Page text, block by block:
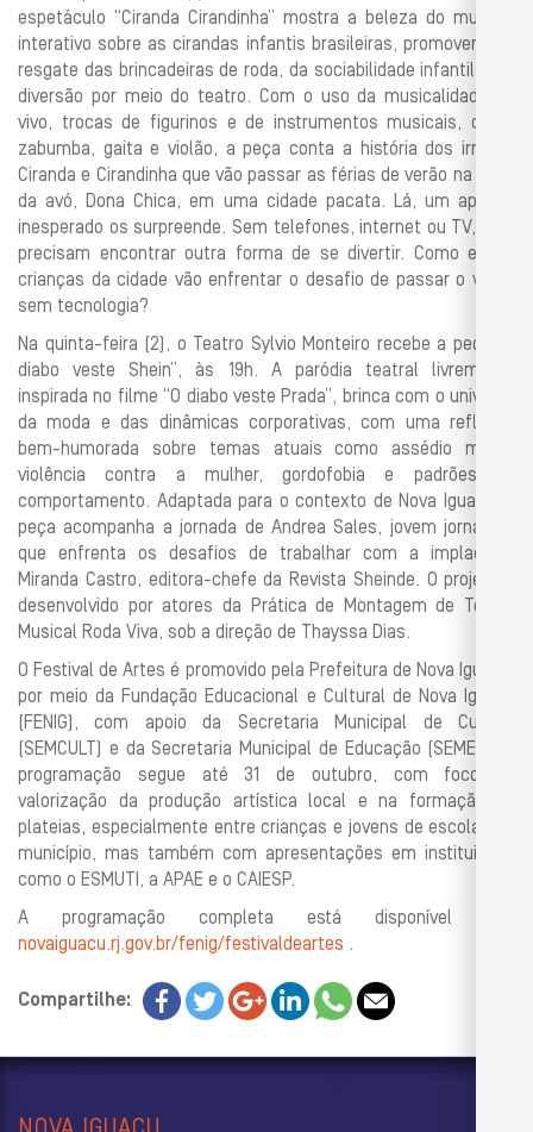
espetáculo “Ciranda Cirandinha” mostra a beleza do musical
interativo sobre as cirandas infantis brasileiras, promovendo o
resgate das brincadeiras de roda, da sociabilidade infantil e da
diversão por meio do teatro. Com o uso da musicalidade ao
vivo, trocas de figurinos e de instrumentos musicais, como
zabumba, gaita e violão, a peça conta a história dos irmãos
Ciranda e Cirandinha que vão passar as férias de verão na casa
da avó, Dona Chica, em uma cidade pacata. Lá, um apagão
inesperado os surpreende. Sem telefones, internet ou TV, eles
precisam encontrar outra forma de se divertir. Como essas
crianças da cidade vão enfrentar o desafio de passar o verão
sem tecnologia?
Na quinta-feira (2), o Teatro Sylvio Monteiro recebe a peça “O
diabo veste Shein”, às 19h. A paródia teatral livremente
inspirada no filme “O diabo veste Prada”, brinca com o universo
da moda e das dinâmicas corporativas, com uma reflexão
bem-humorada sobre temas atuais como assédio moral,
violência contra a mulher, gordofobia e padrões de
comportamento. Adaptada para o contexto de Nova Iguaçu, a
peça acompanha a jornada de Andrea Sales, jovem jornalista
que enfrenta os desafios de trabalhar com a implacável
Miranda Castro, editora-chefe da Revista Sheinde. O projeto é
desenvolvido por atores da Prática de Montagem de Teatro
Musical Roda Viva, sob a direção de Thayssa Dias.
O Festival de Artes é promovido pela Prefeitura de Nova Iguaçu,
por meio da Fundação Educacional e Cultural de Nova Iguaçu
(FENIG), com apoio da Secretaria Municipal de Cultura
(SEMCULT) e da Secretaria Municipal de Educação (SEMED). A
programação segue até 31 de outubro, com foco na
valorização da produção artística local e na formação de
plateias, especialmente entre crianças e jovens de escolas do
município, mas também com apresentações em instituições
como o ESMUTI, a APAE e o CAIESP.
A programação completa está disponível em:
novaiguacu.rj.gov.br/fenig/festivaldeartes .
Compartilhe: